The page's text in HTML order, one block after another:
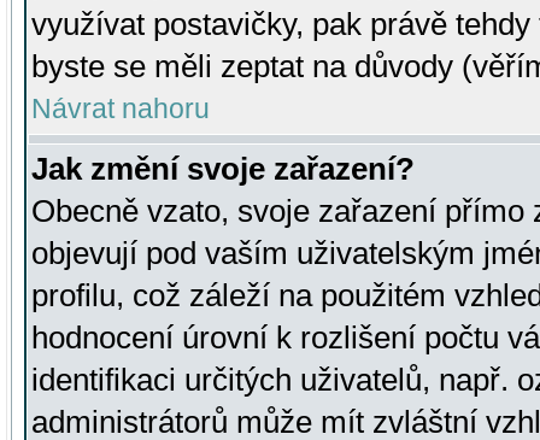
využívat postavičky, pak právě
byste se měli zeptat na důvody
Návrat nahoru
Jak změní svoje zařazení?
Obecně vzato, svoje zařazení přímo
objevují pod vaším uživatelským
profilu, což záleží na použitém
hodnocení úrovní k rozlišení počtu
identifikaci určitých uživatelů, např.
administrátorů může mít zvláštní